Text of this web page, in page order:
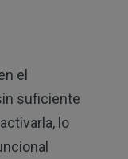
el
suficiente
lo